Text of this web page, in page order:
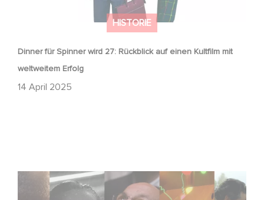
HISTORIE
Dinner für Spinner wird 27: Rückblick auf einen Kultfilm mit
weltweitem Erfolg
14 April 2025
Gaumont – 130 Jahre Geschichte, Innovation und
Emotionen